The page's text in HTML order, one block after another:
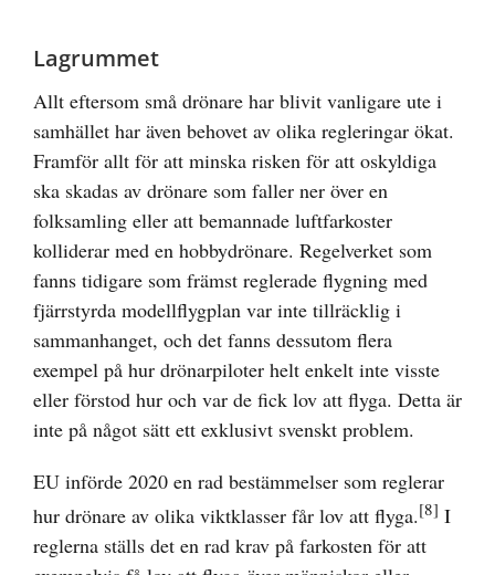
Lagrummet
Allt eftersom små drönare har blivit vanligare ute i
samhället har även behovet av olika regleringar ökat.
Framför allt för att minska risken för att oskyldiga
ska skadas av drönare som faller ner över en
folksamling eller att bemannade luftfarkoster
kolliderar med en hobbydrönare. Regelverket som
fanns tidigare som främst reglerade flygning med
fjärrstyrda modellflygplan var inte tillräcklig i
sammanhanget, och det fanns dessutom flera
exempel på hur drönarpiloter helt enkelt inte visste
eller förstod hur och var de fick lov att flyga. Detta är
inte på något sätt ett exklusivt svenskt problem.
EU införde 2020 en rad bestämmelser som reglerar
hur drönare av olika viktklasser får lov att flyga.[8] I
reglerna ställs det en rad krav på farkosten för att